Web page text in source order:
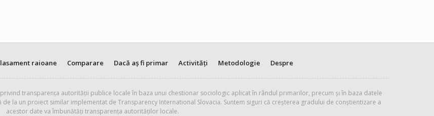
raioane Comparare Dacă aș fi primar Activități Metodologie Despre
transparența autorității publice locale în baza unui chestionar sociologic aplicat în rândul primarilor, precum și în baza datele
la un proiect similar implementat de Transparency International Slovacia. Suntem siguri că creșterea gradului de conștientizare a
acestor date va îmbunătăți transparența autorităților locale.